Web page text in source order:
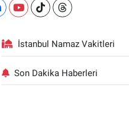
İstanbul Namaz Vakitleri
Son Dakika Haberleri